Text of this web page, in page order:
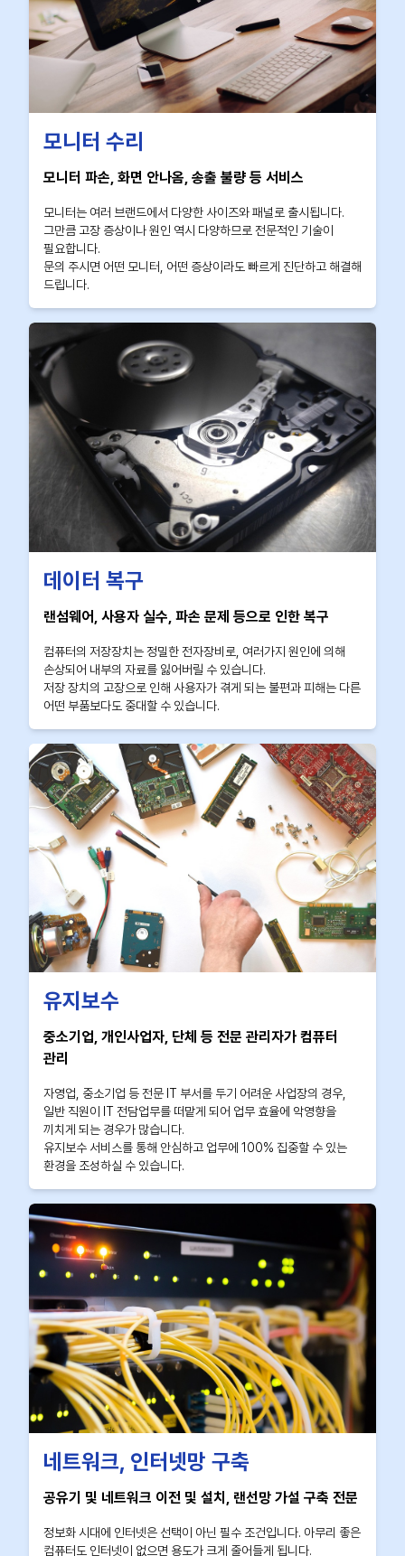
모니터 수리
모니터 파손, 화면 안나옴, 송출 불량 등 서비스
모니터는 여러 브랜드에서 다양한 사이즈와 패널로 출시됩니다.
그만큼 고장 증상이나 원인 역시 다양하므로 전문적인 기술이
필요합니다.
문의 주시면 어떤 모니터, 어떤 증상이라도 빠르게 진단하고 해결해
드립니다.
데이터 복구
랜섬웨어, 사용자 실수, 파손 문제 등으로 인한 복구
컴퓨터의 저장장치는 정밀한 전자장비로, 여러가지 원인에 의해
손상되어 내부의 자료를 잃어버릴 수 있습니다.
저장 장치의 고장으로 인해 사용자가 겪게 되는 불편과 피해는 다른
어떤 부품보다도 중대할 수 있습니다.
유지보수
중소기업, 개인사업자, 단체 등 전문 관리자가 컴퓨터
관리
자영업, 중소기업 등 전문 IT 부서를 두기 어려운 사업장의 경우,
일반 직원이 IT 전담업무를 떠맡게 되어 업무 효율에 악영향을
끼치게 되는 경우가 많습니다.
유지보수 서비스를 통해 안심하고 업무에 100% 집중할 수 있는
환경을 조성하실 수 있습니다.
네트워크, 인터넷망 구축
공유기 및 네트워크 이전 및 설치, 랜선망 가설 구축 전문
정보화 시대에 인터넷은 선택이 아닌 필수 조건입니다. 아무리 좋은
컴퓨터도 인터넷이 없으면 용도가 크게 줄어들게 됩니다.